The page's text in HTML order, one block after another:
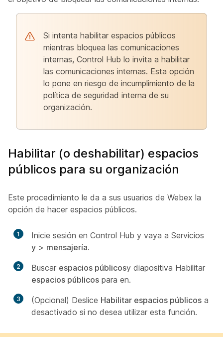
Si intenta habilitar espacios públicos
mientras bloquea las comunicaciones
internas, Control Hub lo invita a habilitar
las comunicaciones internas. Esta opción
lo pone en riesgo de incumplimiento de la
política de seguridad interna de su
organización.
Habilitar (o deshabilitar) espacios
públicos para su organización
Este procedimiento le da a sus usuarios de Webex la
opción de hacer espacios públicos.
1
Inicie sesión en Control Hub y vaya a Servicios
y > mensajería.
2 Buscar espacios públicosy diapositiva Habilitar
espacios públicos para en.
3 (Opcional) Deslice Habilitar espacios públicos a
desactivado si no desea utilizar esta función.